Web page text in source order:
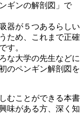
ギンの解剖図」で
器が５つあるらしい
ため、これまで正確
す。
な大学の先生などに
のペンギン解剖図を
むことができる本書
味がある方、深く知